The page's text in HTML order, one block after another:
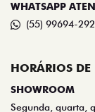
WHATSAPP
(55) 99694-
HORÁRIOS
SHOWROOM
Segunda, quarta,